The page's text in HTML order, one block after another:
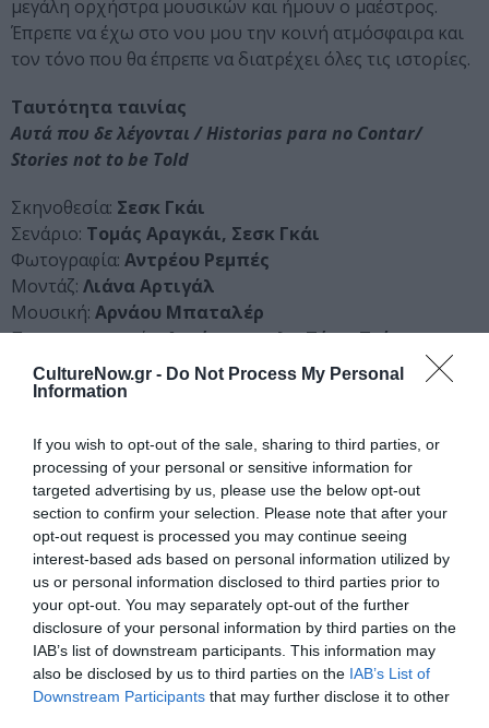
CultureNow.gr - Do Not Process My Personal
Information
If you wish to opt-out of the sale, sharing to third parties, or
processing of your personal or sensitive information for
targeted advertising by us, please use the below opt-out
section to confirm your selection. Please note that after your
opt-out request is processed you may continue seeing
interest-based ads based on personal information utilized by
us or personal information disclosed to third parties prior to
your opt-out. You may separately opt-out of the further
disclosure of your personal information by third parties on the
IAB’s list of downstream participants. This information may
also be disclosed by us to third parties on the IAB’s List of
Downstream Participants that may further disclose it to other
μεγάλη ορχήστρα μουσικών και ήμουν ο μαέστρος.
Έπρεπε να έχω στο νου μου την κοινή ατμόσφαιρα και
τον τόνο που θα έπρεπε να διατρέχει όλες τις ιστορίες.
Ταυτότητα ταινίας
Αυτά που δε λέγονται / Historias para no Contar/
Stories not to be Told
Σκηνοθεσία: Σεσκ Γκάι
Σενάριο: Τομάς Αραγκάι, Σεσκ Γκάι
Φωτογραφία: Αντρέου Ρεμπές
Μοντάζ: Λιάνα Αρτιγάλ
Μουσική: Αρνάου Μπαταλέρ
Πρωταγωνιστούν:Αντόνιο ντε λα Τόρε, Τσίνο
Νταρίν, Χοσέ Κορονάδο, Ανα Καστίγιο, Χαβιέρ
Κάμαρα, Μαριμπέλ Βερντού, Νόρα Νάβας, Χαβιέρ
Γκουτιέρες, Μπελέν Κουέστα
Διάρκεια: 100 λεπτά
Χώρα παραγωγής:Ισπανία
Έτος παραγωγής: 2022